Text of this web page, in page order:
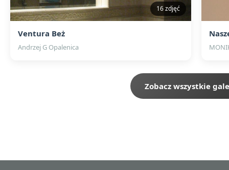
16 zdjęć
Ventura Beż
Andrzej G Opalenica
Zobacz wszystkie